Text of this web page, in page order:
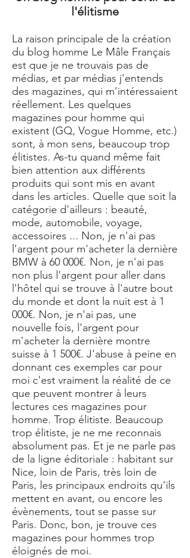
l'élitisme
La raison principale de la création
du blog homme Le Mâle Français
est que je ne trouvais pas de
médias, et par médias j'entends
des magazines, qui m'intéressaient
réellement. Les quelques
magazines pour homme qui
existent (GQ, Vogue Homme, etc.)
sont, à mon sens, beaucoup trop
élitistes. As-tu quand même fait
bien attention aux différents
produits qui sont mis en avant
dans les articles. Quelle que soit la
catégorie d'ailleurs : beauté,
mode, automobile, voyage,
accessoires ... Non, je n'ai pas
l'argent pour m'acheter la dernière
BMW à 60 000€. Non, je n'ai pas
non plus l'argent pour aller dans
l'hôtel qui se trouve à l'autre bout
du monde et dont la nuit est à 1
000€. Non, je n'ai pas, une
nouvelle fois, l'argent pour
m'acheter la dernière montre
suisse à 1 500€. J'abuse à peine en
donnant ces exemples car pour
moi c'est vraiment la réalité de ce
que peuvent montrer à leurs
lectures ces magazines pour
homme. Trop élitiste. Beaucoup
trop élitiste, je ne me reconnais
absolument pas. Et je ne parle pas
de la ligne éditoriale : habitant sur
Nice, loin de Paris, très loin de
Paris, les principaux endroits qu'ils
mettent en avant, ou encore les
évènements, tout se passe sur
Paris. Donc, bon, je trouve ces
magazines pour hommes trop
éloignés de moi.